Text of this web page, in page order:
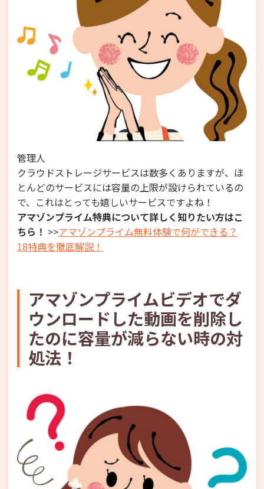
管理人
クラウドストレージサービスは数多くありますが、ほ
とんどのサービスには容量の上限が設けられているの
で、これはとっても嬉しいサービスですよね！
アマゾンプライム特典について詳しく知りたい方はこ
ちら！ >>アマゾンプライム無料体験で何ができる？
18特典を徹底解説！
アマゾンプライムビデオでダ
ウンロードした動画を削除し
たのに容量が減らない時の対
処法！